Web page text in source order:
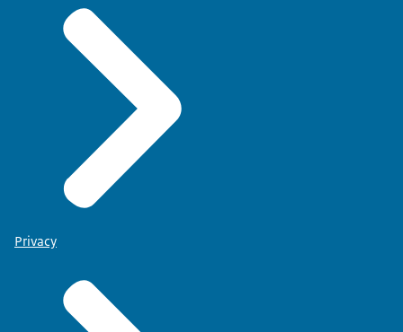
Privacy